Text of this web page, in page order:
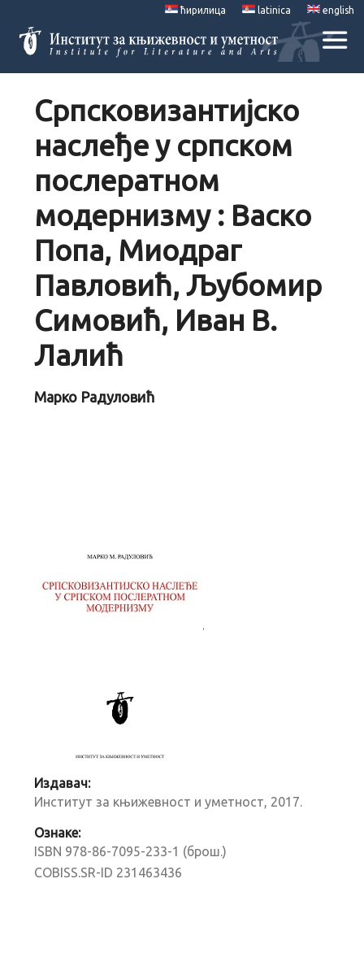
ћирилица latinica english
Српсковизантијско
наслеђе у српском
послератном
модернизму : Васко
Попа, Миодраг
Павловић, Љубомир
Симовић, Иван В.
Лалић
Марко Радуловић
Издавач:
Институт за књижевност и уметност, 2017.
Ознаке:
ISBN 978-86-7095-233-1 (брош.)
COBISS.SR-ID 231463436